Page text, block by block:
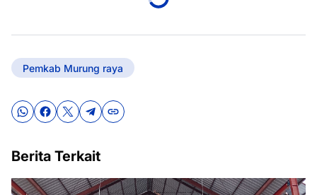
Pemkab Murung raya
Berita Terkait